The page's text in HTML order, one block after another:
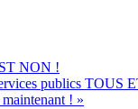
NON !
publics
! »